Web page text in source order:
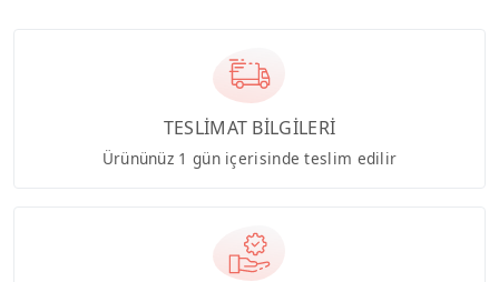
TESLİMAT BİLGİLERİ
Ürününüz 1 gün içerisinde teslim edilir